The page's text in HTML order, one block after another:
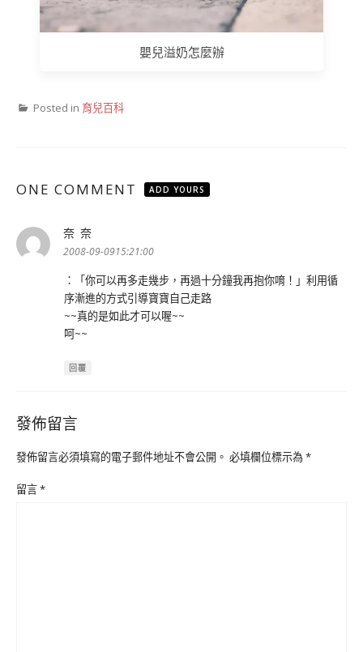
嬰兒溢奶怎麼辦
Posted in 育兒百科
ONE COMMENT ADD YOURS
奈 奈
示:
2008-09-0915:21:00
：「你可以再多走幾步，再過十分鐘我再抱你唷！」利用循
序漸進的方式引導寶寶自己走路
~~真的是如此才可以喔~~
呵~~
回覆
發佈留言
發佈留言必須填寫的電子郵件地址不會公開。 必填欄位標示為*
留言*